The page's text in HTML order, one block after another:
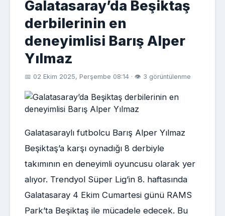
Galatasaray’da Beşiktaş
derbilerinin en
deneyimlisi Barış Alper
Yılmaz
📅 02 Ekim 2025, Perşembe 08:14 · 👁 3 görüntülenme
Galatasaraylı futbolcu Barış Alper Yılmaz
Beşiktaş’a karşı oynadığı 8 derbiyle
takımının en deneyimli oyuncusu olarak yer
alıyor. Trendyol Süper Lig’in 8. haftasında
Galatasaray 4 Ekim Cumartesi günü RAMS
Park’ta Beşiktaş ile mücadele edecek. Bu